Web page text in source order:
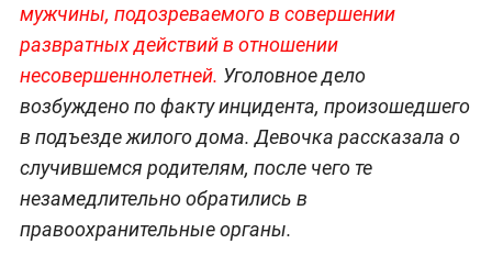
мужчины, подозреваемого в совершении
развратных действий в отношении
несовершеннолетней. Уголовное дело
возбуждено по факту инцидента, произошедшего
в подъезде жилого дома. Девочка рассказала о
случившемся родителям, после чего те
незамедлительно обратились в
правоохранительные органы.